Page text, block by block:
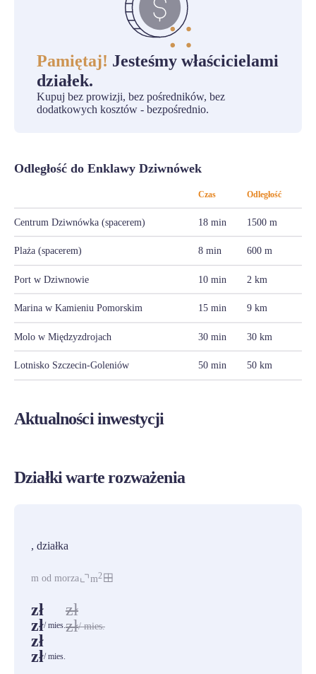
Pamiętaj! Jesteśmy właścicielami
działek.
Kupuj bez prowizji, bez pośredników, bez
dodatkowych kosztów - bezpośrednio.
Odległość do Enklawy Dziwnówek
Czas Odległość
Centrum Dziwnówka (spacerem) 18 min 1500 m
Plaża (spacerem) 8 min 600 m
Port w Dziwnowie 10 min 2 km
Marina w Kamieniu Pomorskim 15 min 9 km
Molo w Międzyzdrojach 30 min 30 km
Lotnisko Szczecin-Goleniów 50 min 50 km
Aktualności inwestycji
Działki warte rozważenia
, działka
m od morza m2
zł
zł/ mies.
zł
zł/ mies.
zł
zł/ mies.